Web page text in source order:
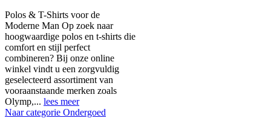
Polos & T-Shirts voor de
Moderne Man Op zoek naar
hoogwaardige polos en t-shirts die
comfort en stijl perfect
combineren? Bij onze online
winkel vindt u een zorgvuldig
geselecteerd assortiment van
vooraanstaande merken zoals
Olymp,... lees meer
Naar categorie Ondergoed